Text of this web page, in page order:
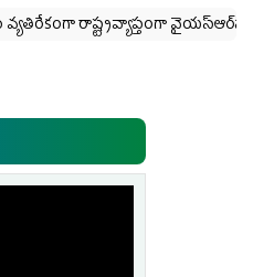
రాష్ట్రవ్యాప్తంగా వైయ‌స్ఆర్‌సీపీ మహిళా